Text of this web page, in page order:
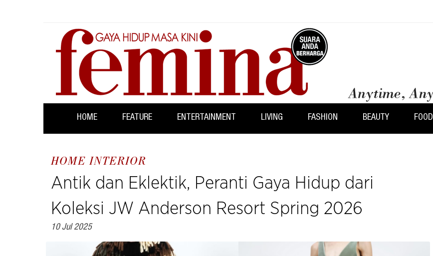
HOME FEATURE ENTERTAINMENT LIVING FASHION BEAUTY FOOD
HOME INTERIOR
Antik dan Eklektik, Peranti Gaya Hidup dari
Koleksi JW Anderson Resort Spring 2026
10 Jul 2025